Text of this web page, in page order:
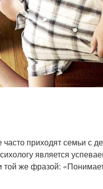
приходят семьи с
является
же фразой: